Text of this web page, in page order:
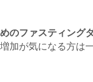
のファスティングダ
加が気になる方は